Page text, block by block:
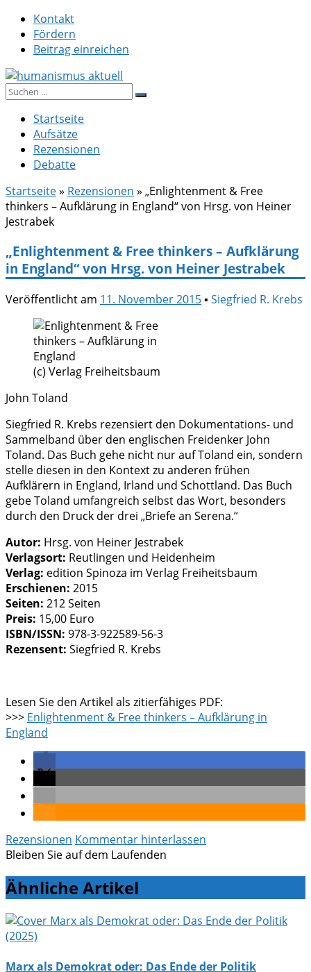
Zum
Inhalt
springen
Kontakt
Fördern
Beitrag einreichen
humanismus aktuell
Suche
Startseite
Aufsätze
Rezensionen
Debatte
Startseite» Rezensionen » „Enlightenment & Free
thinkers – Aufklärung in England“ von Hrsg. von Heiner
Jestrabek
„Enlightenment & Free thinkers – Aufklärung
in England“ von Hrsg. von Heiner Jestrabek
Veröffentlicht am 11. November 2015▪ Siegfried R. Krebs
(c) Verlag Freiheitsbaum
John Toland
Siegfried R. Krebs rezensiert den Dokumentations- und
Sammelband über den englischen Freidenker John
Toland. Das Buch gehe nicht nur auf Toland ein, sondern
stelle diesen in den Kontext zu anderen frühen
Aufklärern in England, Irland und Schottland. Das Buch
gebe Toland umfangreich selbst das Wort, besonders
durch den Druck der drei „Briefe an Serena.“
Autor: Hrsg. von Heiner Jestrabek
Verlagsort: Reutlingen und Heidenheim
Verlag: edition Spinoza im Verlag Freiheitsbaum
Erschienen: 2015
Seiten: 212 Seiten
Preis: 15,00 Euro
ISBN/ISSN: 978-3-922589-56-3
Rezensent: Siegfried R. Krebs
Lesen Sie den Artikel als zitierfähiges PDF:
>>> Enlightenment & Free thinkers – Aufklärung in
England
Rezensionen Kommentar hinterlassen
Bleiben Sie auf dem Laufenden
Ähnliche Artikel
Marx als Demokrat oder: Das Ende der Politik